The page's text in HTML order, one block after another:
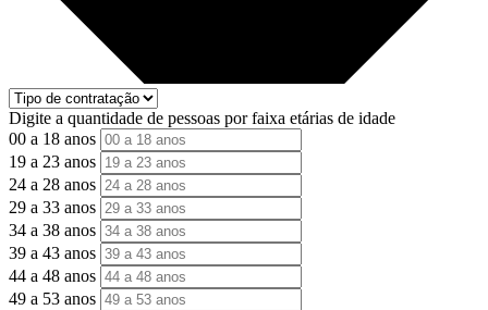
Digite a quantidade de pessoas por faixa etárias de idade
00 a 18 anos
19 a 23 anos
24 a 28 anos
29 a 33 anos
34 a 38 anos
39 a 43 anos
44 a 48 anos
49 a 53 anos